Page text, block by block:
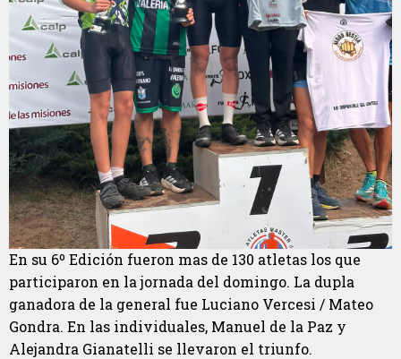
En su 6º Edición fueron mas de 130 atletas los que
participaron en la jornada del domingo. La dupla
ganadora de la general fue Luciano Vercesi / Mateo
Gondra. En las individuales, Manuel de la Paz y
Alejandra Gianatelli se llevaron el triunfo.